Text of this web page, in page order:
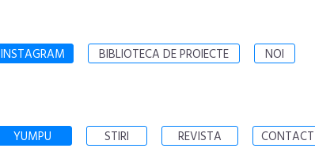
INSTAGRAM BIBLIOTECA DE PROIECTE NOI
YUMPU STIRI REVISTA CONTACT